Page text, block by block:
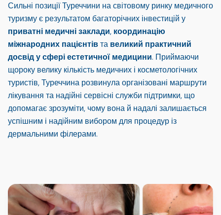
Сильні позиції Туреччини на світовому ринку медичного
туризму є результатом багаторічних інвестицій у
приватні медичні заклади, координацію
міжнародних пацієнтівта великий практичний
досвід у сфері естетичної медицини. Приймаючи
щороку велику кількість медичних і косметологічних
туристів, Туреччина розвинула організовані маршрути
лікування та надійні сервісні служби підтримки, що
допомагає зрозуміти, чому вона й надалі залишається
успішним і надійним вибором для процедур із
дермальними філерами.